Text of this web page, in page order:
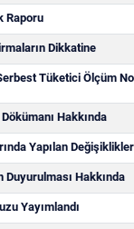
Raporu
Dikkatine
Tüketici Ölçüm
Hakkında
Yapılan Değişiklikler
Duyurulması Hakkında
Yayımlandı